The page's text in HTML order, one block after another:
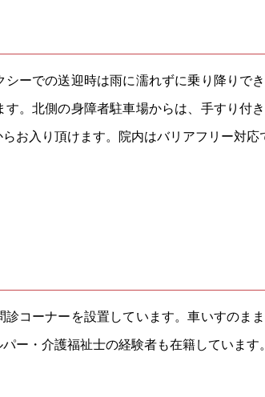
ーでの送迎時は雨に濡れずに乗り降りでき
。北側の身障者駐車場からは、手すり付
お入り頂けます。院内はバリアフリー対応
コーナーを設置しています。車いすのま
ー・介護福祉士の経験者も在籍しています。